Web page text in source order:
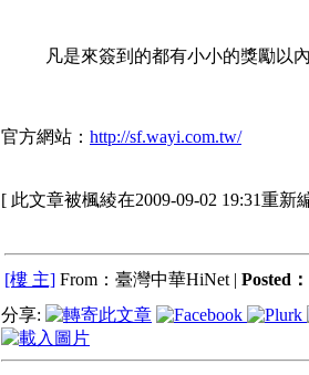
凡是來簽到的都有小小的獎勵以
官方網站： http://sf.wayi.com.tw/
[ 此文章被楓綾在2009-09-02 19:31重新
[樓 主] From：臺灣中華HiNet | Posted：
分享: